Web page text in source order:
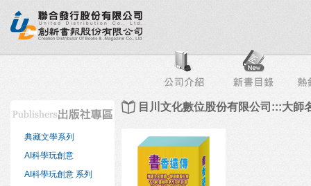
榜 出版社專區 書店專區 目錄下載 會員服務
典藏文學系列
AI科學玩創意
AI科學玩創意 系列
目川文化數位股份有限公司:::大師